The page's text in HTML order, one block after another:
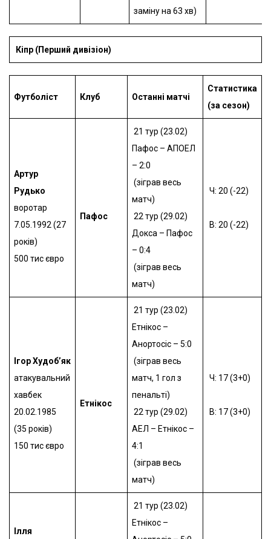
заміну на 63 хв)
Кіпр (Перший дивізіон)
Футболіст Клуб Останні матчі
Статистика
(за сезон)
Артур
Рудько
воротар
7.05.1992 (27
років)
500 тис євро
Пафос
21 тур (23.02)
Пафос – АПОЕЛ
– 2:0
(зіграв весь
матч)
22 тур (29.02)
Докса – Пафос
– 0:4
(зіграв весь
матч)
Ч: 20 (-22)
В: 20 (-22)
Ігор Худоб’як
атакувальний
хавбек
20.02.1985
(35 років)
150 тис євро
Етнікос
21 тур (23.02)
Етнікос –
Анортосіс – 5:0
(зіграв весь
матч, 1 гол з
пенальті)
22 тур (29.02)
АЕЛ – Етнікос –
4:1
(зіграв весь
матч)
Ч: 17 (3+0)
В: 17 (3+0)
Ілля
21 тур (23.02)
Етнікос –